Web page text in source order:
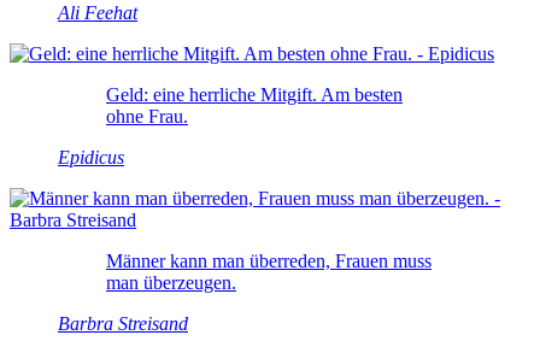
Ali Feehat
Geld: eine herrliche Mitgift. Am besten
ohne Frau.
Epidicus
Männer kann man überreden, Frauen muss
man überzeugen.
Barbra Streisand